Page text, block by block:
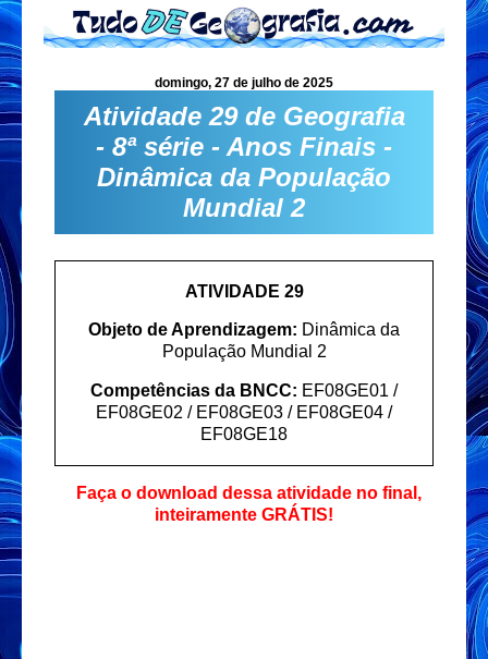
domingo, 27 de julho de 2025
Atividade 29 de Geografia
- 8ª série - Anos Finais -
Dinâmica da População
Mundial 2
ATIVIDADE 29
Objeto de Aprendizagem: Dinâmica da
População Mundial 2
Competências da BNCC: EF08GE01 /
EF08GE02 / EF08GE03 / EF08GE04 /
EF08GE18
Faça o download dessa atividade no final,
inteiramente GRÁTIS!